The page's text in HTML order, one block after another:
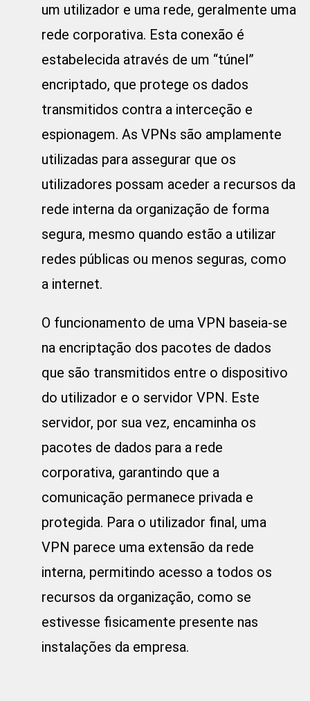
um utilizador e uma rede, geralmente uma
rede corporativa. Esta conexão é
estabelecida através de um “túnel”
encriptado, que protege os dados
transmitidos contra a interceção e
espionagem. As VPNs são amplamente
utilizadas para assegurar que os
utilizadores possam aceder a recursos da
rede interna da organização de forma
segura, mesmo quando estão a utilizar
redes públicas ou menos seguras, como
a internet.
O funcionamento de uma VPN baseia-se
na encriptação dos pacotes de dados
que são transmitidos entre o dispositivo
do utilizador e o servidor VPN. Este
servidor, por sua vez, encaminha os
pacotes de dados para a rede
corporativa, garantindo que a
comunicação permanece privada e
protegida. Para o utilizador final, uma
VPN parece uma extensão da rede
interna, permitindo acesso a todos os
recursos da organização, como se
estivesse fisicamente presente nas
instalações da empresa.